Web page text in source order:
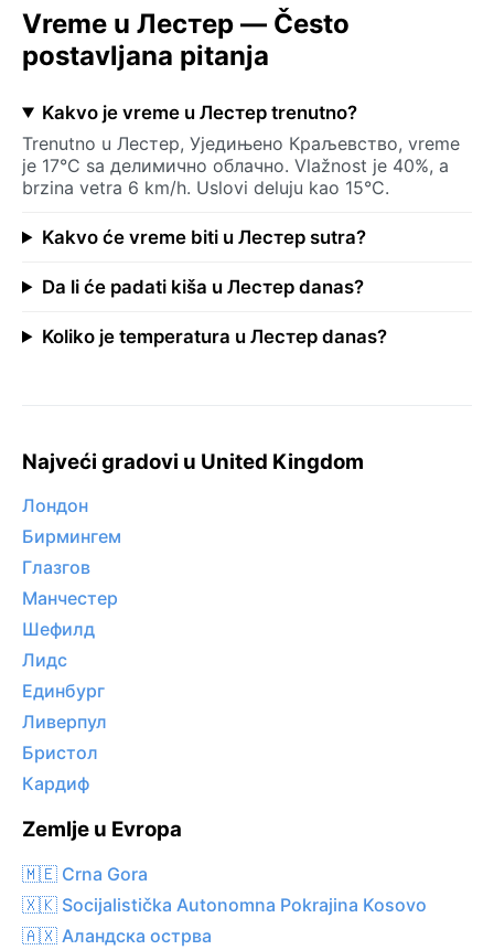
Vreme u Лестер — Često
postavljana pitanja
Kakvo je vreme u Лестер trenutno?
Trenutno u Лестер, Уједињено Краљевство, vreme
je 17°C sa делимично облачно. Vlažnost je 40%, a
brzina vetra 6 km/h. Uslovi deluju kao 15°C.
Kakvo će vreme biti u Лестер sutra?
Da li će padati kiša u Лестер danas?
Koliko je temperatura u Лестер danas?
Najveći gradovi u United Kingdom
Лондон
Бирмингем
Глазгов
Манчестер
Шефилд
Лидс
Единбург
Ливерпул
Бристол
Кардиф
Zemlje u Evropa
🇲🇪 Crna Gora
🇽🇰 Socijalistička Autonomna Pokrajina Kosovo
🇦🇽 Аландска острва